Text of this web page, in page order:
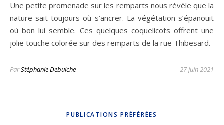
Une petite promenade sur les remparts nous révèle que la
nature sait toujours où s’ancrer. La végétation s’épanouit
où bon lui semble. Ces quelques coquelicots offrent une
jolie touche colorée sur des remparts de la rue Thibesard.
ParStéphanie Debuiche 27 juin 2021
PUBLICATIONS PRÉFÉRÉES